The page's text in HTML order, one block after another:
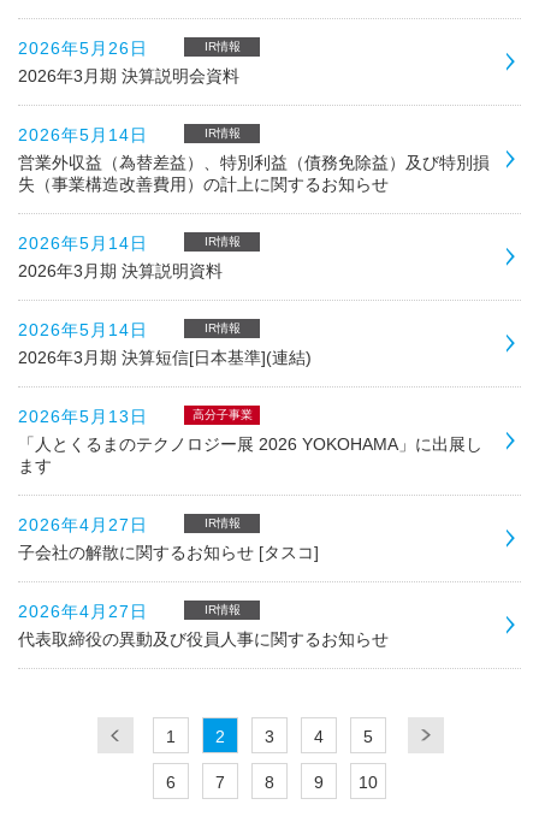
2026年5月26日 IR情報
2026年3月期 決算説明会資料
2026年5月14日 IR情報
営業外収益（為替差益）、特別利益（債務免除益）及び特別損
失（事業構造改善費用）の計上に関するお知らせ
2026年5月14日 IR情報
2026年3月期 決算説明資料
2026年5月14日 IR情報
2026年3月期 決算短信[日本基準](連結)
2026年5月13日 高分子事業
「人とくるまのテクノロジー展 2026 YOKOHAMA」に出展し
ます
2026年4月27日 IR情報
子会社の解散に関するお知らせ [タスコ]
2026年4月27日 IR情報
代表取締役の異動及び役員人事に関するお知らせ
1 2 3 4 5
6 7 8 9 10